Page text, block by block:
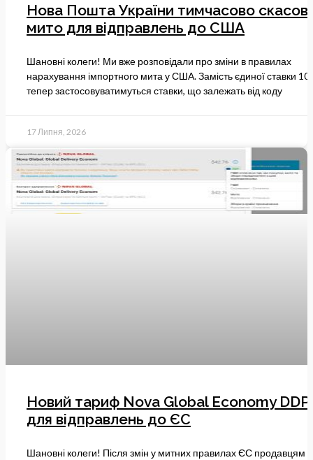
Нова Пошта України тимчасово
мито для відправлень до США
Шановні колеги! Ми вже розповідали про зміни в правилах
нарахування імпортного мита у США. Замість єдиної ставки
тепер застосовуватимуться ставки, що залежать від коду
17 Липня, 2026
Новий тариф Nova Global Economy DDP
для відправлень до ЄС
Шановні колеги! Після змін у митних правилах ЄС продавцям